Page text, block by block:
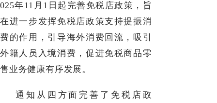
025年11月1日起完善免税店政策，旨
在进一步发挥免税店政策支持提振消
费的作用，引导海外消费回流，吸引
外籍人员入境消费，促进免税商品零
售业务健康有序发展。
通知从四方面完善了免税店政